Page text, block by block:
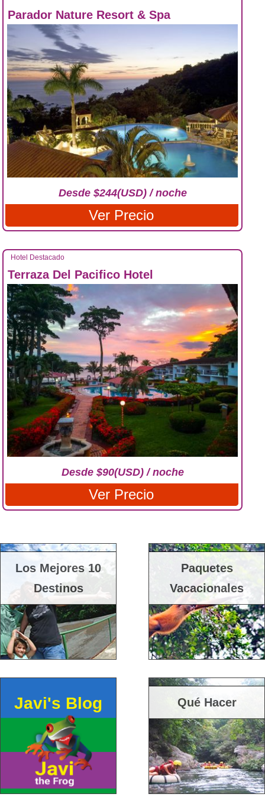
Parador Nature Resort & Spa
Desde $244(USD) / noche
Ver Precio
Hotel Destacado
Terraza Del Pacifico Hotel
Desde $90(USD) / noche
Ver Precio
Los Mejores 10
Destinos
Paquetes
Vacacionales
Javi's Blog Qué Hacer